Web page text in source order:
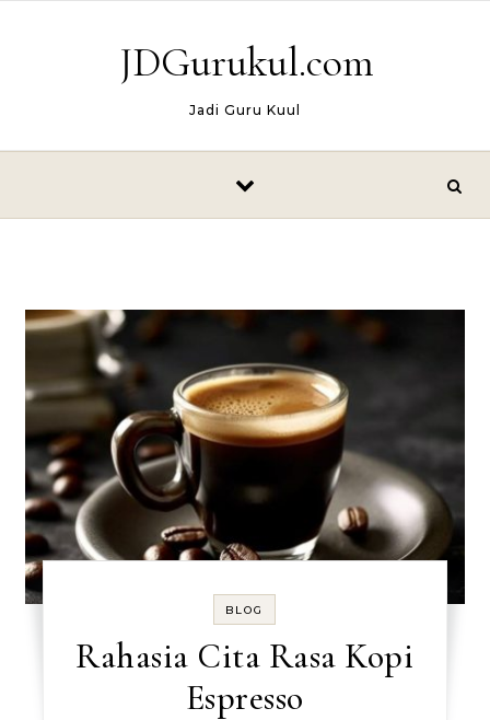
JDGurukul.com
Jadi Guru Kuul
BLOG
Rahasia Cita Rasa Kopi
Espresso